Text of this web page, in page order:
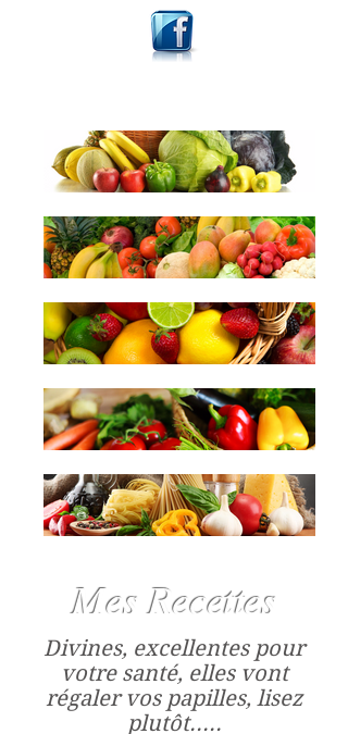
Mes Recettes
Divines, excellentes pour
votre santé, elles vont
régaler vos papilles, lisez
plutôt.....